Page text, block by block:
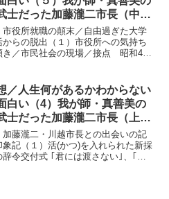
士だった加藤瀧二市長（中）
寿和
市役所就職の顛末／自由過ぎた大学
からの脱出（１）市役所への気持ち
き／市民社会の現場／接点 昭和47
育った小川町から程よい距離にあ
県立川越高校...
／人生何があるかわからない
白い（4）我が師・真善美の
士だった加藤瀧二市長（上）
寿和
加藤瀧二・川越市長との出会いの記
象記（１）活(かつ)を入れられた新採
辞令交付式 ｢君には渡さない｣、｢そ